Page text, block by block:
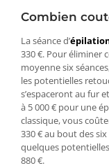
Combien
La séance d’
330 €. Pour éliminer
moyenne six
les potentielles
s’espaceront au fur
à 5 000 € pour une
classique, vous
330 € au bout des
quelques
880 €.